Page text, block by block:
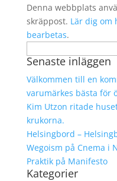
Denna webbplats
skräppost. Lär dig om
bearbetas.
efter:
Senaste inläggen
Välkommen till en
varumärkes bästa för
Kim Utzon ritade
krukorna.
Helsingbord –
Wegoism på Cnema i
Praktik på Manifesto
Kategorier